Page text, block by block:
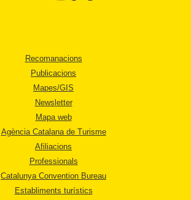
Recomanacions
Publicacions
Mapes/GIS
Newsletter
Mapa web
Agència Catalana de Turisme
Afiliacions
Professionals
Catalunya Convention Bureau
Establiments turístics